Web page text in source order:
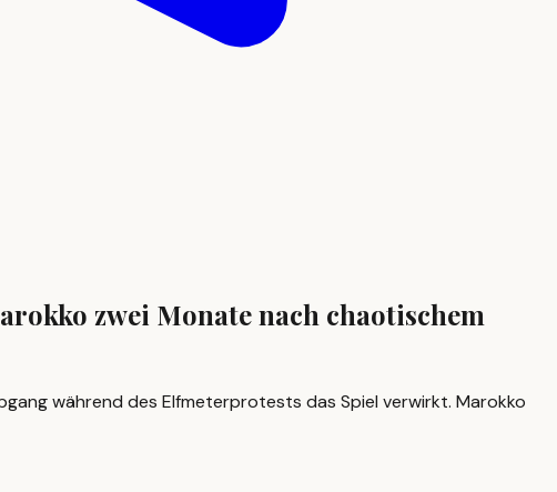
zwei Monate nach chaotischem
während des Elfmeterprotests das Spiel verwirkt. Marokko